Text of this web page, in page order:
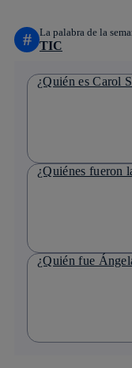
# La palabra de la
TIC
¿Quién es Carol
¿Quiénes fueron
¿Quién fue